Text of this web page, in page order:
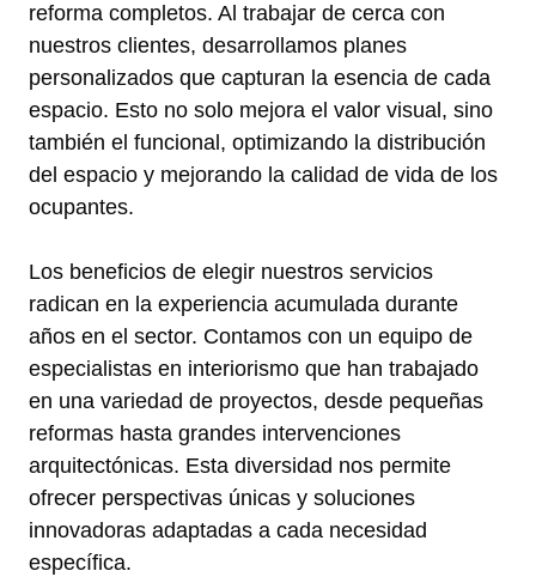
reforma completos. Al trabajar de cerca con
nuestros clientes, desarrollamos planes
personalizados que capturan la esencia de cada
espacio. Esto no solo mejora el valor visual, sino
también el funcional, optimizando la distribución
del espacio y mejorando la calidad de vida de los
ocupantes.
Los beneficios de elegir nuestros servicios
radican en la experiencia acumulada durante
años en el sector. Contamos con un equipo de
especialistas en interiorismo que han trabajado
en una variedad de proyectos, desde pequeñas
reformas hasta grandes intervenciones
arquitectónicas. Esta diversidad nos permite
ofrecer perspectivas únicas y soluciones
innovadoras adaptadas a cada necesidad
específica.